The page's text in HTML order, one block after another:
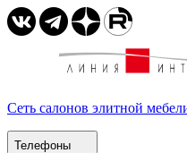
Сеть салонов элитной
Телефоны